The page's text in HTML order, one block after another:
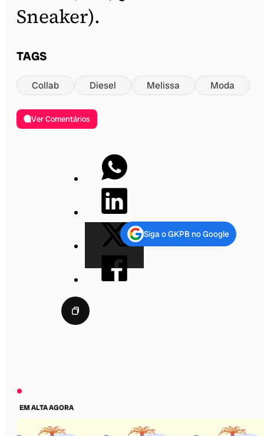
Sneaker).
TAGS
Collab Diesel Melissa Moda
Ver Comentários
Siga o GKPB no Google
EM ALTA AGORA